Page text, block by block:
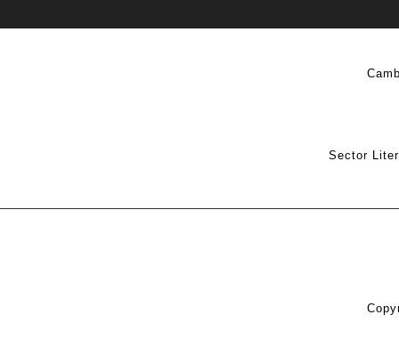
Sector